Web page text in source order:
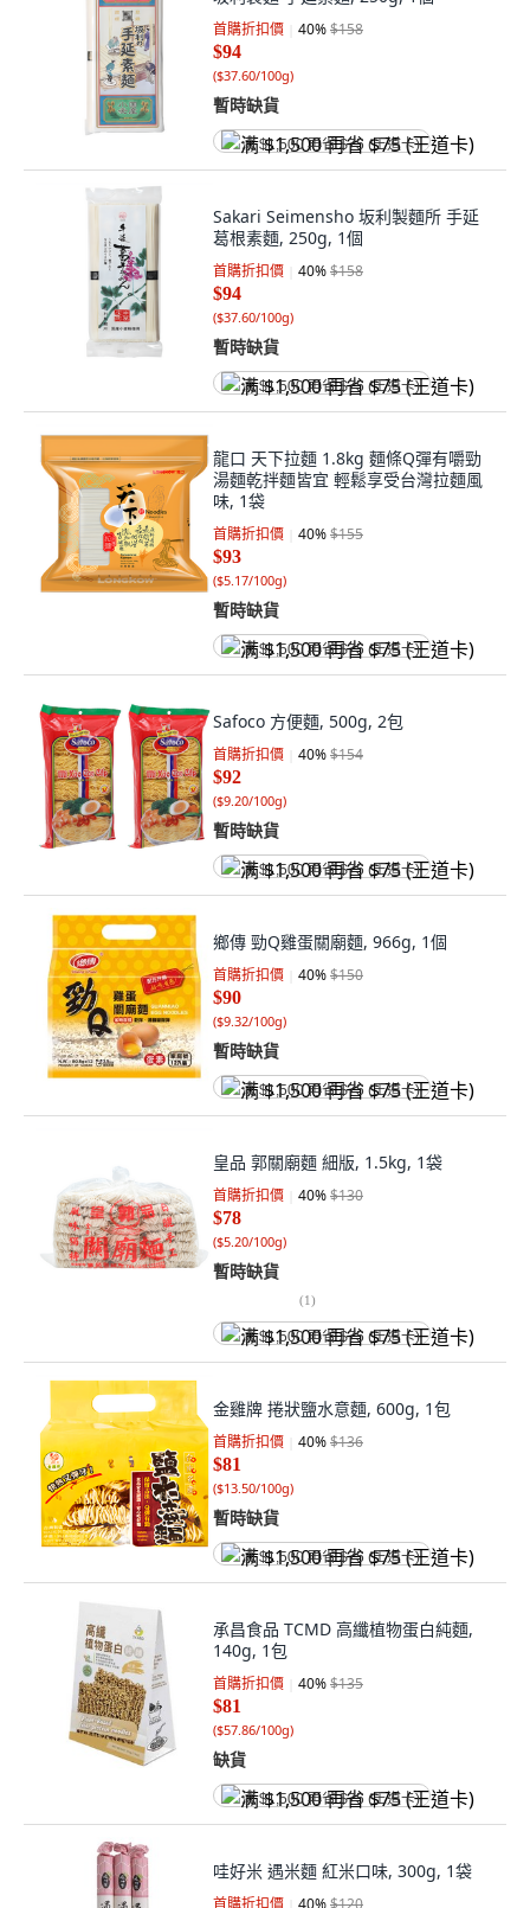
首購折扣價 40%$158
$94
($37.60/100g)
暫時缺貨
满 $1,500 再省 $75 (王道卡)
Sakari Seimensho 坂利製麵所 手延
葛根素麵, 250g, 1個
首購折扣價 40%$158
$94
($37.60/100g)
暫時缺貨
满 $1,500 再省 $75 (王道卡)
龍口 天下拉麵 1.8kg 麵條Q彈有嚼勁
湯麵乾拌麵皆宜 輕鬆享受台灣拉麵風
味, 1袋
首購折扣價 40%$155
$93
($5.17/100g)
暫時缺貨
满 $1,500 再省 $75 (王道卡)
Safoco 方便麵, 500g, 2包
首購折扣價 40%$154
$92
($9.20/100g)
暫時缺貨
满 $1,500 再省 $75 (王道卡)
鄉傳 勁Q雞蛋關廟麵, 966g, 1個
首購折扣價 40%$150
$90
($9.32/100g)
暫時缺貨
满 $1,500 再省 $75 (王道卡)
皇品 郭關廟麵 細版, 1.5kg, 1袋
首購折扣價 40%$130
$78
($5.20/100g)
暫時缺貨
(1)
满 $1,500 再省 $75 (王道卡)
金雞牌 捲狀鹽水意麵, 600g, 1包
首購折扣價 40%$136
$81
($13.50/100g)
暫時缺貨
满 $1,500 再省 $75 (王道卡)
承昌食品 TCMD 高纖植物蛋白純麵,
140g, 1包
首購折扣價 40%$135
$81
($57.86/100g)
缺貨
满 $1,500 再省 $75 (王道卡)
哇好米 遇米麵 紅米口味, 300g, 1袋
首購折扣價 40%$120